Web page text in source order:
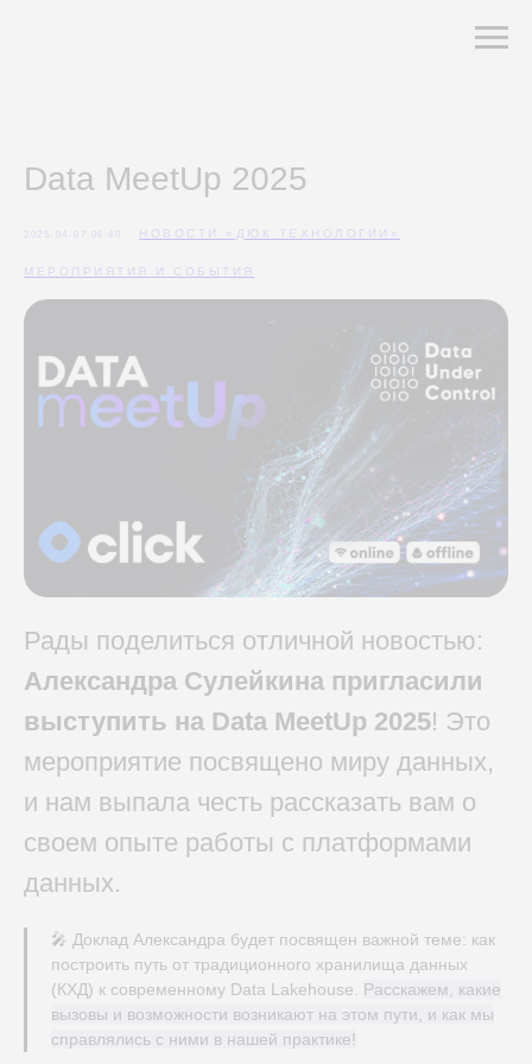
Data MeetUp 2025
2025-04-07 06:40 НОВОСТИ «ДЮК ТЕХНОЛОГИИ»
МЕРОПРИЯТИЯ И СОБЫТИЯ
Рады поделиться отличной новостью:
Александра Сулейкина пригласили
выступить на Data MeetUp 2025! Это
мероприятие посвящено миру данных,
и нам выпала честь рассказать вам о
своем опыте работы с платформами
данных.
🎤 Доклад Александра будет посвящен важной теме: как
построить путь от традиционного хранилища данных
(КХД) к современному Data Lakehouse. Расскажем, какие
вызовы и возможности возникают на этом пути, и как мы
справлялись с ними в нашей практике!